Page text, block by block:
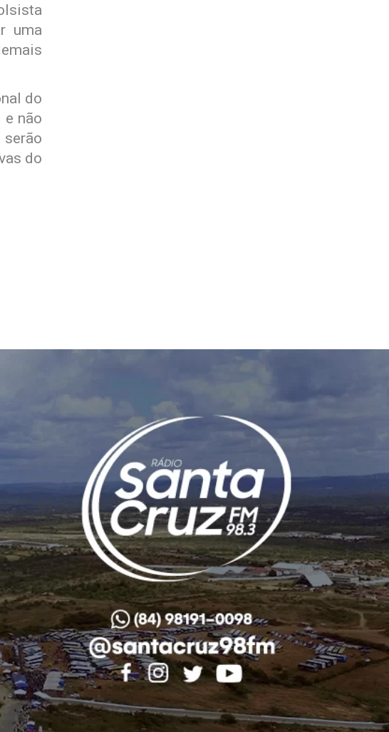
uma
do
e não
do